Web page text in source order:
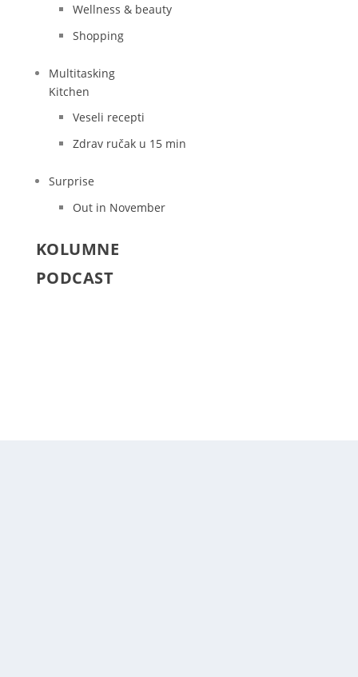
Wellness & beauty
Shopping
Multitasking
Kitchen
Veseli recepti
Zdrav ručak u 15 min
Surprise
Out in November
KOLUMNE
PODCAST